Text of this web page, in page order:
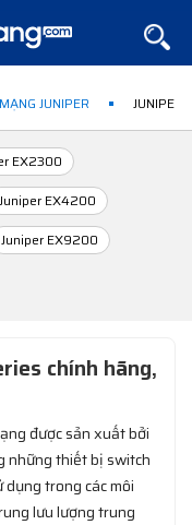
JUNIPER
EX2300
Juniper EX4200
Juniper EX9200
chính hãng,
được sản xuất bởi
những thiết bị switch
trong các môi
lưu lượng trung